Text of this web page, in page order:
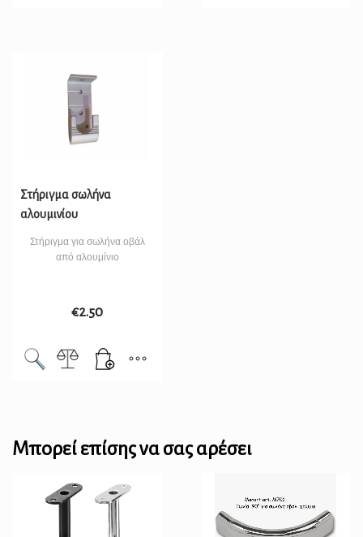
Στήριγμα σωλήνα
αλουμινίου
Στήριγμα για σωλήνα οβάλ
από αλουμίνιο
€2.50
Μπορεί επίσης να σας αρέσει